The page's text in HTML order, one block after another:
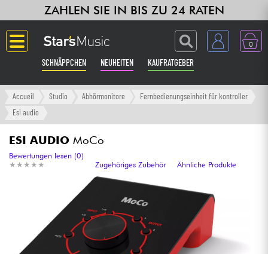
ZAHLEN SIE IN BIS ZU 24 RATEN
0
SCHNÄPPCHEN NEUHEITEN KAUFRATGEBER
Langue
Verstärker & Effekte
Klaviere & Piano
Synths & samplers
Studio
Accueil Studio Abhörmonitore
Fernbedienungseinheit für kontroller
Esi audio
ESI AUDIO MoCo
★ ★ ★ ★ ★
★ ★ ★ ★ ★
Bewertungen lesen (0)
Zugehöriges Zubehör
Ähnliche Produkte